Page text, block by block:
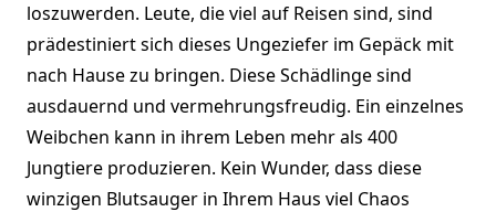
loszuwerden. Leute, die viel auf Reisen sind, sind
prädestiniert sich dieses Ungeziefer im Gepäck mit
nach Hause zu bringen. Diese Schädlinge sind
ausdauernd und vermehrungsfreudig. Ein einzelnes
Weibchen kann in ihrem Leben mehr als 400
Jungtiere produzieren. Kein Wunder, dass diese
winzigen Blutsauger in Ihrem Haus viel Chaos